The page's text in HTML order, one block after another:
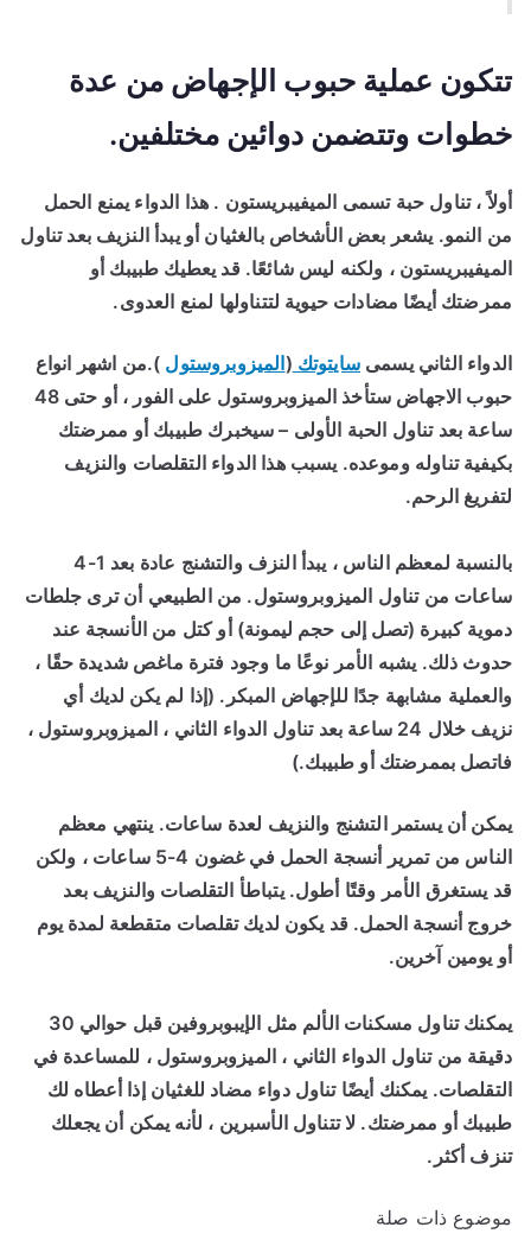
تتكون عملية حبوب الإجهاض من عدة
خطوات وتتضمن دوائين مختلفين.
أولاً ، تناول حبة تسمى الميفيبريستون . هذا الدواء يمنع الحمل
من النمو. يشعر بعض الأشخاص بالغثيان أو يبدأ النزيف بعد تناول
الميفيبريستون ، ولكنه ليس شائعًا. قد يعطيك طبيبك أو
ممرضتك أيضًا مضادات حيوية لتتناولها لمنع العدوى.
الدواء الثاني يسمىسايتوتك (الميزوبروستول ).من اشهر انواع
حبوب الاجهاض ستأخذ الميزوبروستول على الفور ، أو حتى 48
ساعة بعد تناول الحبة الأولى – سيخبرك طبيبك أو ممرضتك
بكيفية تناوله وموعده. يسبب هذا الدواء التقلصات والنزيف
لتفريغ الرحم.
بالنسبة لمعظم الناس ، يبدأ النزف والتشنج عادة بعد 1-4
ساعات من تناول الميزوبروستول. من الطبيعي أن ترى جلطات
دموية كبيرة (تصل إلى حجم ليمونة) أو كتل من الأنسجة عند
حدوث ذلك. يشبه الأمر نوعًا ما وجود فترة ماغص شديدة حقًا ،
والعملية مشابهة جدًا للإجهاض المبكر. (إذا لم يكن لديك أي
نزيف خلال 24 ساعة بعد تناول الدواء الثاني ، الميزوبروستول ،
فاتصل بممرضتك أو طبيبك.)
يمكن أن يستمر التشنج والنزيف لعدة ساعات. ينتهي معظم
الناس من تمرير أنسجة الحمل في غضون 4-5 ساعات ، ولكن
قد يستغرق الأمر وقتًا أطول. يتباطأ التقلصات والنزيف بعد
خروج أنسجة الحمل. قد يكون لديك تقلصات متقطعة لمدة يوم
أو يومين آخرين.
يمكنك تناول مسكنات الألم مثل الإيبوبروفين قبل حوالي 30
دقيقة من تناول الدواء الثاني ، الميزوبروستول ، للمساعدة في
التقلصات. يمكنك أيضًا تناول دواء مضاد للغثيان إذا أعطاه لك
طبيبك أو ممرضتك. لا تتناول الأسبرين ، لأنه يمكن أن يجعلك
تنزف أكثر.
موضوع ذات صلة